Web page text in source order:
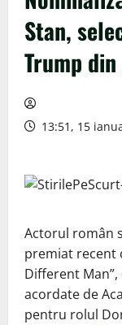
Stan,
Trump din
13:51, 15
Actorul român
premiat recent
Different
acordate de
pentru rolul